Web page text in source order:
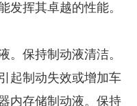
发挥其卓越的性能。
。保持制动液清洁。
起制动失效或增加车
内存储制动液。保持